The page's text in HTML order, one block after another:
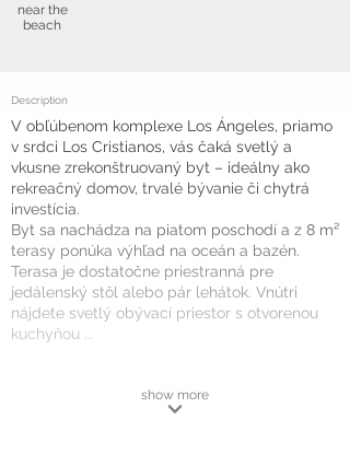
near the
beach
Description
V obľúbenom komplexe Los Ángeles, priamo
v srdci Los Cristianos, vás čaká svetlý a
vkusne zrekonštruovaný byt – ideálny ako
rekreačný domov, trvalé bývanie či chytrá
investícia.
Byt sa nachádza na piatom poschodí a z 8 m²
terasy ponúka výhľad na oceán a bazén.
Terasa je dostatočne priestranná pre
jedálenský stôl alebo pár lehátok. Vnútri
nájdete svetlý obývací priestor s otvorenou
kuchyňou ...
show more